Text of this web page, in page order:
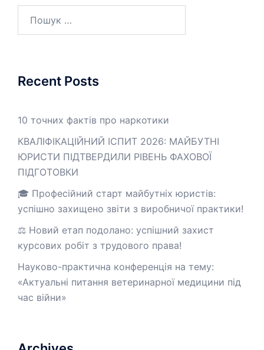
Recent Posts
10 точних фактів про наркотики
КВАЛІФІКАЦІЙНИЙ ІСПИТ 2026: МАЙБУТНІ
ЮРИСТИ ПІДТВЕРДИЛИ РІВЕНЬ ФАХОВОЇ
ПІДГОТОВКИ
🎓 Професійний старт майбутніх юристів:
успішно захищено звіти з виробничої практики!
⚖️ Новий етап подолано: успішний захист
курсових робіт з трудового права!
Науково-практична конференція на тему:
«Актуальні питання ветеринарної медицини під
час війни»